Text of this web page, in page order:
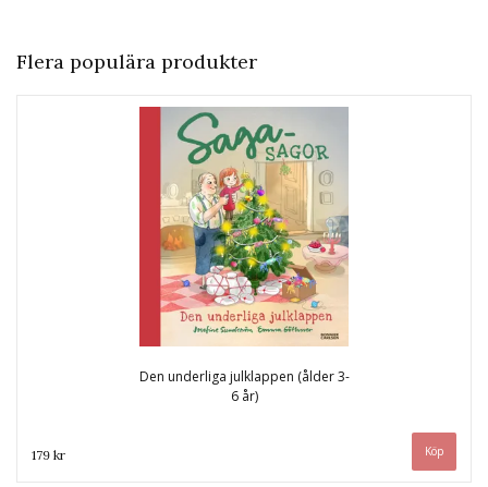
Flera populära produkter
Den underliga julklappen (ålder 3-
6 år)
179 kr